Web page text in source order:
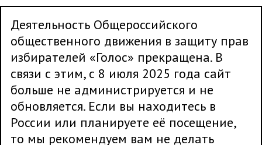
Деятельность Общероссийского
общественного движения в защиту прав
избирателей «Голос» прекращена. В
связи с этим, с 8 июля 2025 года сайт
больше не администрируется и не
обновляется. Если вы находитесь в
России или планируете её посещение,
то мы рекомендуем вам не делать